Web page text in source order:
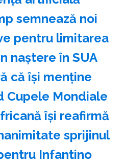
semnează noi
pentru limitarea
naştere în SUA
că îşi menţine
Cupele Mondiale
îşi reafirmă
sprijinul
Infantino